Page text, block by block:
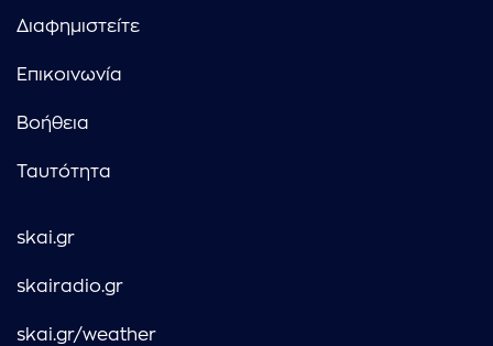
Διαφημιστείτε
Επικοινωνία
Βοήθεια
Ταυτότητα
skai.gr
skairadio.gr
skai.gr/weather